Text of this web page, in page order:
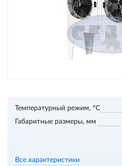
Температурный режим, °С
Габаритные размеры, мм
Все характеристики